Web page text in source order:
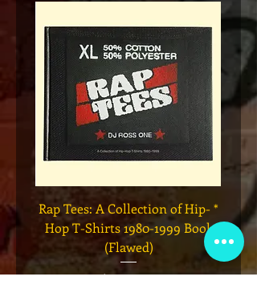
* Rap Tees: A Collection of Hip-
Hop T-Shirts 1980-1999 Book
(Flawed)
السعر‏27.00 US$
7